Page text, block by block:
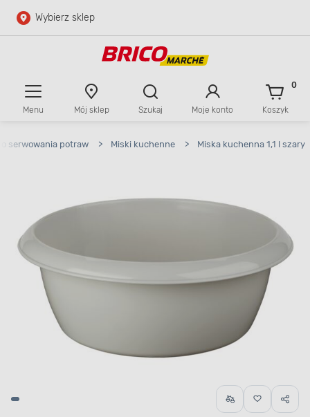
Przejdź do głównej zawartości
Wybierz sklep
Menu Mój sklep Szukaj Moje konto Koszyk
0
serwowania potraw > Miski kuchenne > Miska kuchenna 1,1 l szary